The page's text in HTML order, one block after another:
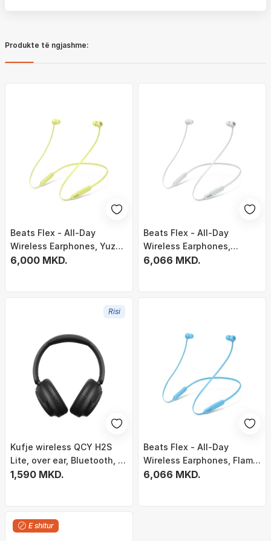
Produkte të ngjashme:
Beats Flex - All-Day
Wireless Earphones, Yuzu
Yellow
6,000 MKD.
Beats Flex - All-Day
Wireless Earphones,
Smoke Gray
6,066 MKD.
Risi
Kufje wireless QCY H2S
Lite, over ear, Bluetooth, të
bardha
1,590 MKD.
Beats Flex - All-Day
Wireless Earphones, Flame
Blue
6,066 MKD.
E shitur